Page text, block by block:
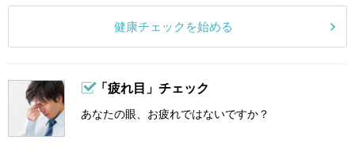
健康チェックを始める
「疲れ目」チェック
あなたの眼、お疲れではないですか？